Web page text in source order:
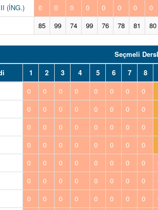
(İNG.)
0 0 0 0 0 0 0
0
85 99 74 99 76 78 81 80
Seçmeli
1 2 3 4 5 6 7
8
0 0 0 0 0 0 0 0
0 0 0 0 0 0 0 0
0 0 0 0 0 0 0 0
0 0 0 0 0 0 0 0
0 0 0 0 0 0 0 0
0 0 0 0 0 0 0 0
0 0 0 0 0 0 0 0